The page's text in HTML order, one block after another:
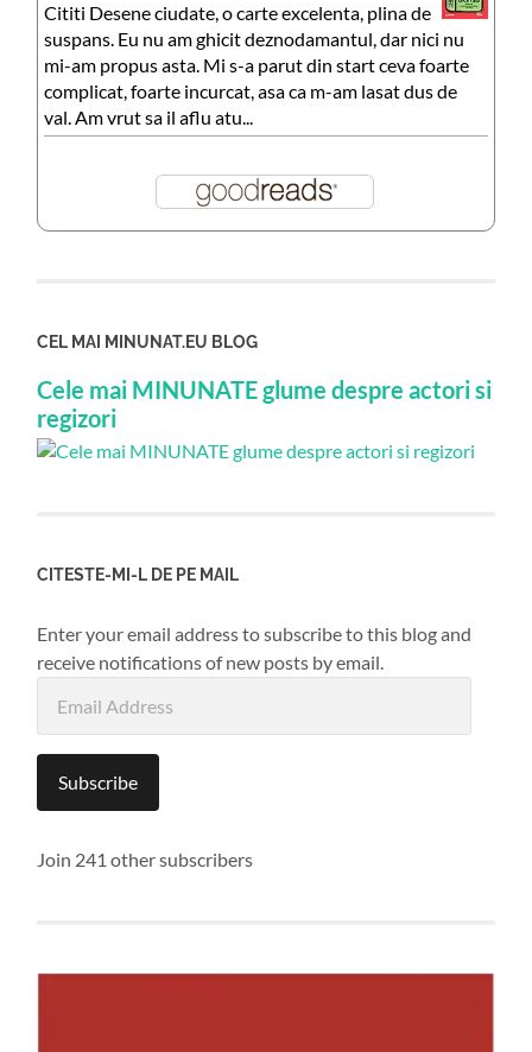
Cititi Desene ciudate, o carte excelenta, plina de
suspans. Eu nu am ghicit deznodamantul, dar nici nu
mi-am propus asta. Mi s-a parut din start ceva foarte
complicat, foarte incurcat, asa ca m-am lasat dus de
val. Am vrut sa il aflu atu...
CEL MAI MINUNAT.EU BLOG
Cele mai MINUNATE glume despre actori si
regizori
CITESTE-MI-L DE PE MAIL
Enter your email address to subscribe to this blog and
receive notifications of new posts by email.
Address
Subscribe
Join 241 other subscribers